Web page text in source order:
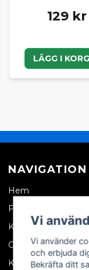
129 kr
LÄGG I
NAVIGATION
Hem
Företagskund
Kontakta oss
Om oss
Köpvillkor
Vi
Vi använder
och erbjuda
Bekräfta ditt